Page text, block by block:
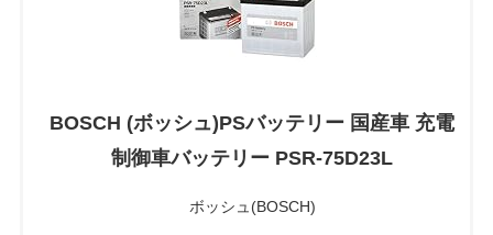
BOSCH (ボッシュ)PSバッテリー 国産車 充電
制御車バッテリー PSR-75D23L
ボッシュ(BOSCH)